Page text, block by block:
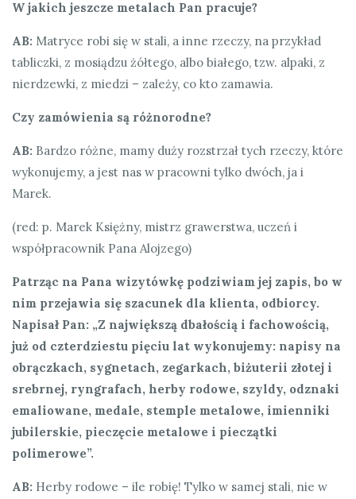
W jakich jeszcze metalach Pan pracuje?
AB: Matryce robi się w stali, a inne rzeczy, na przykład
tabliczki, z mosiądzu żółtego, albo białego, tzw. alpaki, z
nierdzewki, z miedzi – zależy, co kto zamawia.
Czy zamówienia są różnorodne?
AB: Bardzo różne, mamy duży rozstrzał tych rzeczy, które
wykonujemy, a jest nas w pracowni tylko dwóch, ja i
Marek.
(red: p. Marek Księżny, mistrz grawerstwa, uczeń i
współpracownik Pana Alojzego)
Patrząc na Pana wizytówkę podziwiam jej zapis, bo w
nim przejawia się szacunek dla klienta, odbiorcy.
Napisał Pan: „Z największą dbałością i fachowością,
już od czterdziestu pięciu lat wykonujemy: napisy na
obrączkach, sygnetach, zegarkach, biżuterii złotej i
srebrnej, ryngrafach, herby rodowe, szyldy, odznaki
emaliowane, medale, stemple metalowe, imienniki
jubilerskie, pieczęcie metalowe i pieczątki
polimerowe”.
AB: Herby rodowe – ile robię! Tylko w samej stali, nie w